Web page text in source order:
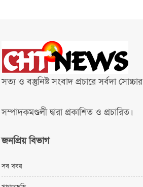
সত্য ও বস্তুনিষ্ট সংবাদ প্রচারে সর্বদা সোচ্চার
সম্পাদকমণ্ডলী দ্বারা প্রকাশিত ও প্রচারিত।
জনপ্রিয় বিভাগ
সব খবর